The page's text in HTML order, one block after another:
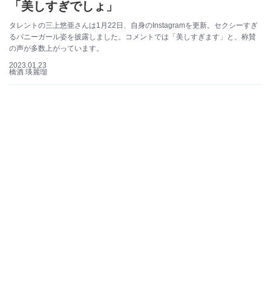
「美しすぎでしょ」
タレントの三上悠亜さんは1月22日、自身のInstagramを更新。セクシーすぎ
るバニーガール姿を披露しました。コメントでは「美しすぎます」と、称賛
の声が多数上がっています。
2023.01.23
橋酒 瑛麗瑠